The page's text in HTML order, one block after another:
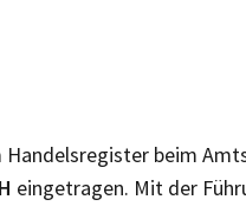
Handelsregister beim
eingetragen. Mit der